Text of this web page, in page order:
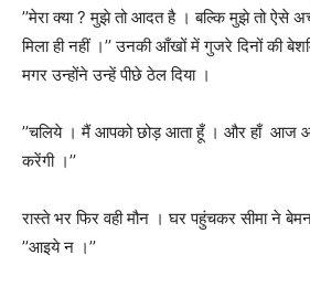
’’मेरा क्या?मुझे तो आदत है । बल्कि मुझे तो ऐसे
मिला ही नहीं ।’’उनकी आँखों में गुजरे दिनों की
मगर उन्होंने उन्हें पीछे ठेल दिया ।
’’चलिये । मैं आपको छोड़ आता हूँ । और हाँ आज
करेंगी ।’’
रास्ते भर फिर वही मौन । घर पहुंचकर सीमा ने
’’आइये न ।’’